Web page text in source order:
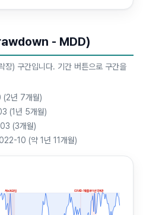
- MDD)
장) 구간입니다. 기간 버튼으로 구간을
년 7개월)
(1년 5개월)
(3개월)
10 (약 1년 11개월)
서브프라임 COVID-19인플레이션 약세장